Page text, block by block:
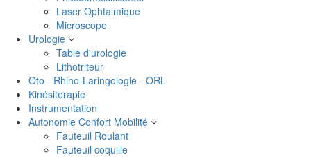
Laser Ophtalmique
Microscope
Urologie
Table d'urologie
Lithotriteur
Oto - Rhino-Laringologie - ORL
Kinésiterapie
Instrumentation
Autonomie Confort Mobilité
Fauteuil Roulant
Fauteuil coquille